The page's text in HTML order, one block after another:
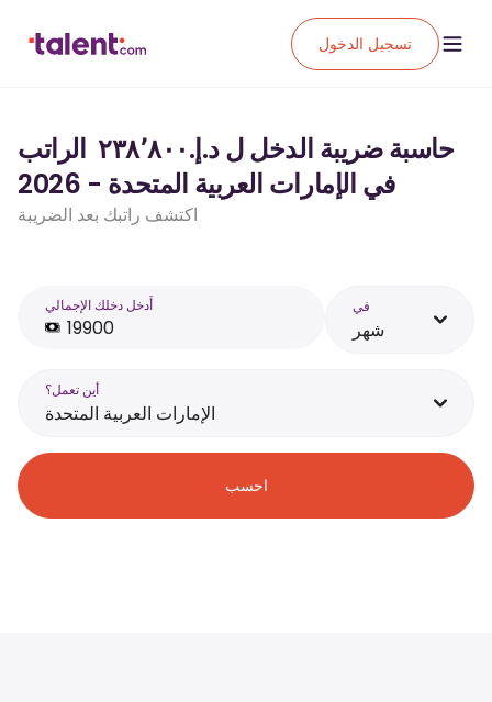
تسجيل الدخول
حاسبة ضريبة الدخل ل د.إ.‏٢٣٨٬٨٠٠ ‏ الراتب
في الإمارات العربية المتحدة - 2026
اكتشف راتبك بعد الضريبة
أَدخل دخلك الإجمالي في
شهر
أين تعمل؟
الإمارات العربية المتحدة
احسب